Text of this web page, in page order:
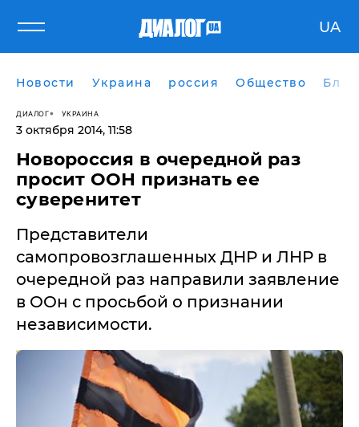
UA
Новости Украина россия Общество
ДИАЛОГ УКРАИНА
3 октября 2014, 11:58
Новороссия в очередной раз
просит ООН признать ее
суверенитет
Представители
самопровозглашенных ДНР и ЛНР в
очередной раз направили заявление
в ООн с просьбой о признании
независимости.